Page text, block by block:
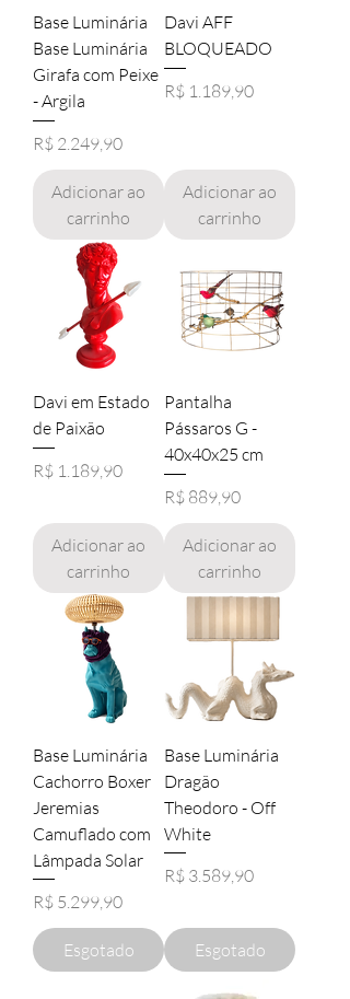
Base Luminária
Base Luminária
Girafa com Peixe
- Argila
Preço
R$ 2.249,90
Adicionar ao
carrinho
Davi AFF
BLOQUEADO
Preço
R$ 1.189,90
Adicionar ao
carrinho
Davi em Estado
de Paixão
Preço
R$ 1.189,90
Adicionar ao
carrinho
Pantalha
Pássaros G -
40x40x25 cm
Preço
R$ 889,90
Adicionar ao
carrinho
Base Luminária
Cachorro Boxer
Jeremias
Camuflado com
Lâmpada Solar
Preço
R$ 5.299,90
Esgotado
Base Luminária
Dragão
Theodoro - Off
White
Preço
R$ 3.589,90
Esgotado